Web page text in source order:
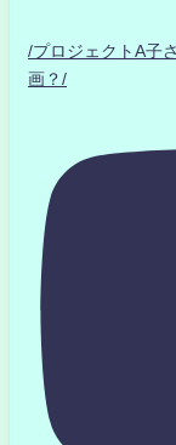
/プロジェクトA
画？/